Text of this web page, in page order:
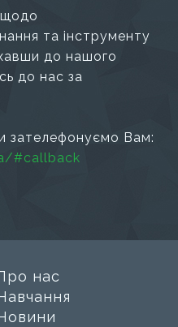
щодо
та інструменту
до нашого
до нас за
зателефонуємо Вам:
#callback
нас